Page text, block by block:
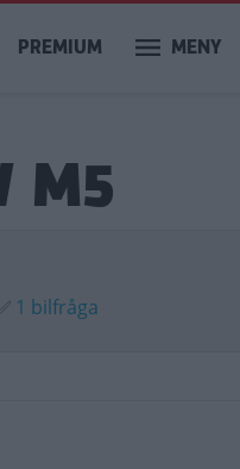
PREMIUM MENY
M5
1 bilfråga